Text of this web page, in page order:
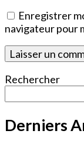
Enregistrer
navigateur pour
Rechercher
Derniers